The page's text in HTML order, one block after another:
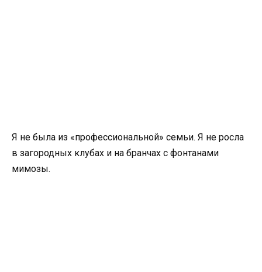
Я не была из «профессиональной» семьи. Я не росла
в загородных клубах и на бранчах с фонтанами
мимозы.